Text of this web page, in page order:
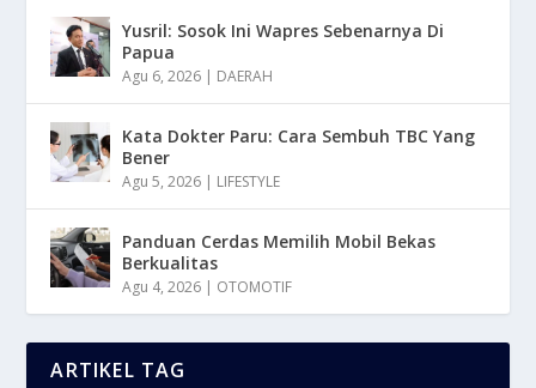
Yusril: Sosok Ini Wapres Sebenarnya Di
Papua
Agu 6, 2026 | DAERAH
Kata Dokter Paru: Cara Sembuh TBC Yang
Bener
Agu 5, 2026 | LIFESTYLE
Panduan Cerdas Memilih Mobil Bekas
Berkualitas
Agu 4, 2026 | OTOMOTIF
ARTIKEL TAG